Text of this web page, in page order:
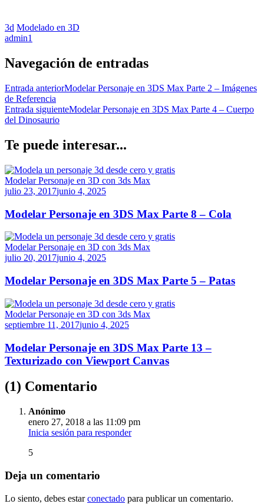
3d Modelado en 3D
admin1
Navegación de entradas
Entrada anteriorModelar Personaje en 3DS Max Parte 2 – Imágenes
de Referencia
Entrada siguienteModelar Personaje en 3DS Max Parte 4 – Cuerpo
del Dinosaurio
Te puede interesar...
Modelar Personaje en 3D con 3ds Max
julio 23, 2017junio 4, 2025
Modelar Personaje en 3DS Max Parte 8 – Cola
Modelar Personaje en 3D con 3ds Max
julio 20, 2017junio 4, 2025
Modelar Personaje en 3DS Max Parte 5 – Patas
Modelar Personaje en 3D con 3ds Max
septiembre 11, 2017junio 4, 2025
Modelar Personaje en 3DS Max Parte 13 –
Texturizado con Viewport Canvas
(1) Comentario
Anónimo
enero 27, 2018 a las 11:09 pm
Inicia sesión para responder
5
Deja un comentario
Lo siento, debes estarconectado para publicar un comentario.